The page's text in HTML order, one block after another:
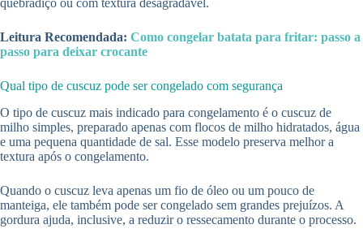
quebradiço ou com textura desagradável.
Leitura Recomendada: Como congelar batata para fritar: passo a
passo para deixar crocante
Qual tipo de cuscuz pode ser congelado com segurança
O tipo de cuscuz mais indicado para congelamento é o cuscuz de
milho simples, preparado apenas com flocos de milho hidratados, água
e uma pequena quantidade de sal. Esse modelo preserva melhor a
textura após o congelamento.
Quando o cuscuz leva apenas um fio de óleo ou um pouco de
manteiga, ele também pode ser congelado sem grandes prejuízos. A
gordura ajuda, inclusive, a reduzir o ressecamento durante o processo.